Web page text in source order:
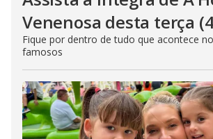
Venenosa desta terça
Fique por dentro de tudo que acontece
famosos